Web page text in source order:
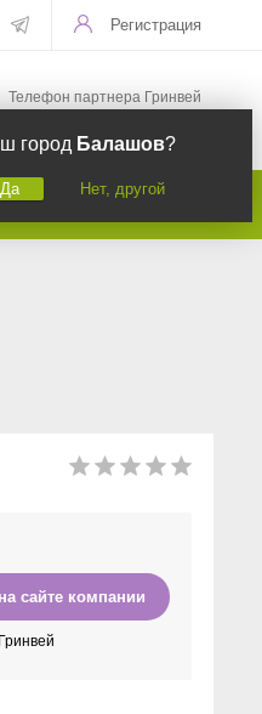
Регистрация
город Балашов?
Да Нет, другой
Телефон партнера Гринвей
сайте компании